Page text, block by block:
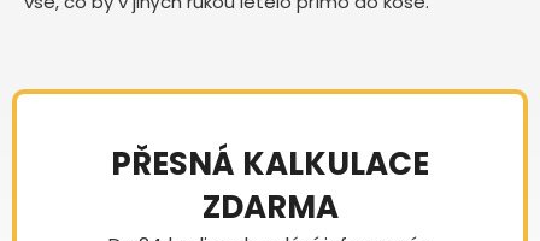
PŘESNÁ KALKULACE
ZDARMA